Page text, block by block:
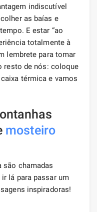
indiscutível
as baías e
E estar “ao
totalmente à
lembrete para tomar
resto de nós: coloque
térmica e vamos
mosteiro
são chamadas
lá para passar um
inspiradoras!